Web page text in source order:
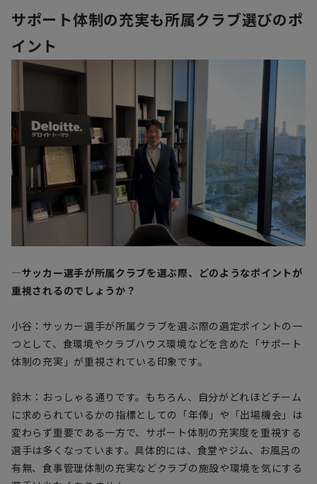
サポート体制の充実も所属クラブ選びのポ
イント
―サッカー選手が所属クラブを選ぶ際、どのようなポイントが
重視されるのでしょうか？
小谷：サッカー選手が所属クラブを選ぶ際の選定ポイントの一
つとして、食環境やクラブハウス環境などを含めた「サポート
体制の充実」が重視されている印象です。
鈴木：おっしゃる通りです。もちろん、自分がどれほどチーム
に求められているかの指標としての「年俸」や「出場機会」は
変わらず重要である一方で、サポート体制の充実度を重視する
選手は多くなっています。具体的には、食堂やジム、お風呂の
有無、食事管理体制の充実などクラブの施設や環境を気にする